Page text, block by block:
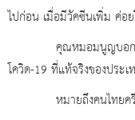
ไปก่อน เมื่อมีวัคซีนเพิ่ม ค่อ
คุณหมอมนูญบอกว่า ป
โควิด-19 ที่แท้จริงของประ
หมายถึงคนไทยครึ่ง